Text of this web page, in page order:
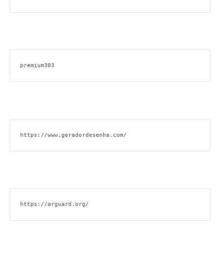
premium303
https://www.geradordesenha.com/
https://arguard.org/